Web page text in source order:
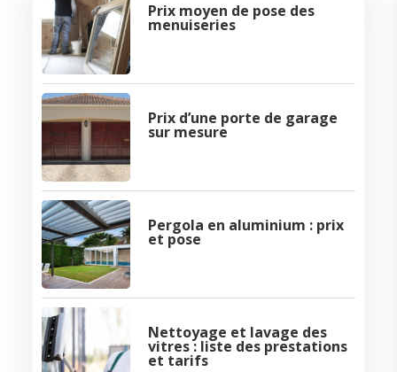
Prix moyen de pose des
menuiseries
Prix d’une porte de garage
sur mesure
Pergola en aluminium : prix
et pose
Nettoyage et lavage des
vitres : liste des prestations
et tarifs